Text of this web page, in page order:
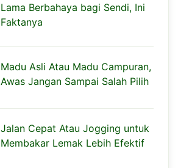
Lama Berbahaya bagi Sendi, Ini
Faktanya
Madu Asli Atau Madu Campuran,
Awas Jangan Sampai Salah Pilih
Jalan Cepat Atau Jogging untuk
Membakar Lemak Lebih Efektif